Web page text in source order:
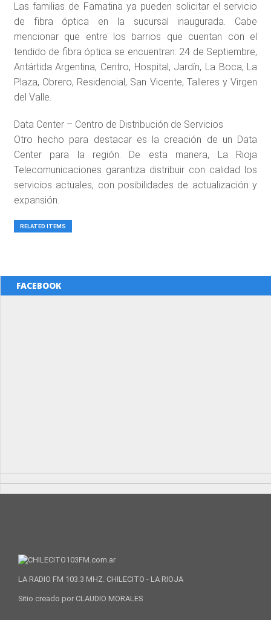
Las familias de Famatina ya pueden solicitar el servicio
de fibra óptica en la sucursal inaugurada. Cabe
mencionar que entre los barrios que cuentan con el
tendido de fibra óptica se encuentran: 24 de Septiembre,
Antártida Argentina, Centro, Hospital, Jardín, La Boca, La
Plaza, Obrero, Residencial, San Vicente, Talleres y Virgen
del Valle.
Data Center – Centro de Distribución de Servicios
Otro hecho para destacar es la creación de un Data
Center para la región. De esta manera, La Rioja
Telecomunicaciones garantiza distribuir con calidad los
servicios actuales, con posibilidades de actualización y
expansión.
RELATED ITEMS
FACEBOOK
LA RADIO FM 103.3 MHZ. CHILECITO - LA RIOJA
Sitio creado por CLAUDIO MORALES